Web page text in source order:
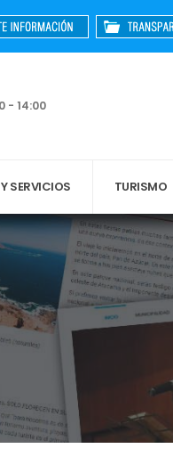
- 14:00
SERVICIOS TURISMO